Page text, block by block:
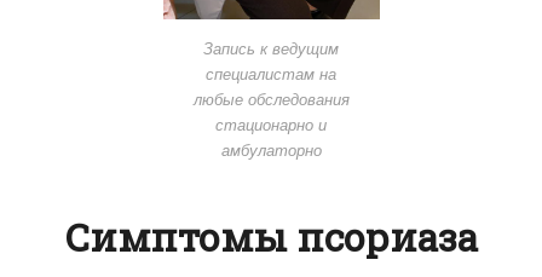
Запись к ведущим
специалистам на
любые обследования
стационарно и
амбулаторно
Симптомы псориаза